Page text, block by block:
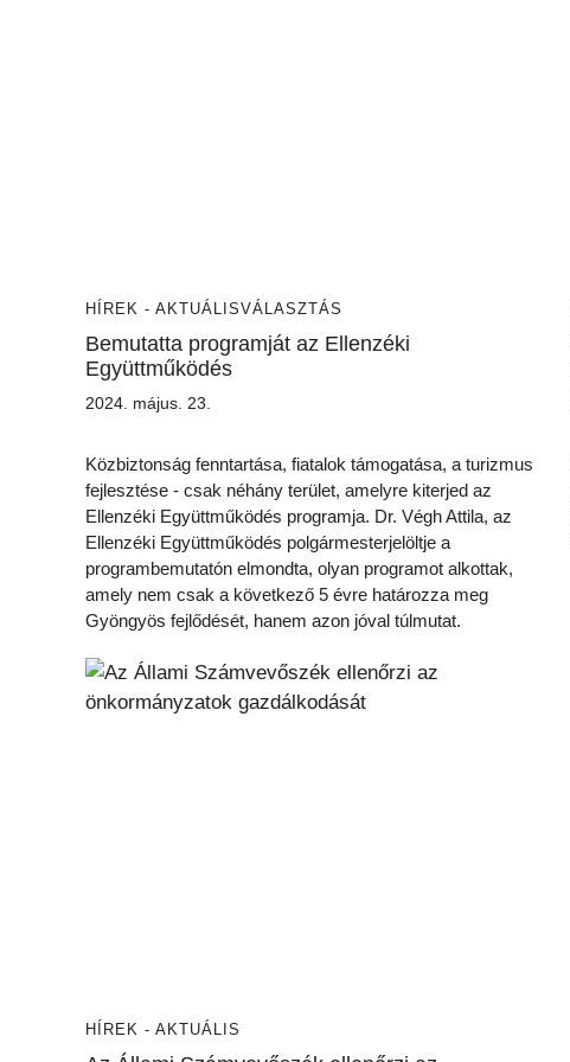
HÍREK - AKTUÁLISVÁLASZTÁS
Bemutatta programját az Ellenzéki
Együttműködés
2024. május. 23.
Közbiztonság fenntartása, fiatalok támogatása, a turizmus
fejlesztése - csak néhány terület, amelyre kiterjed az
Ellenzéki Együttműködés programja. Dr. Végh Attila, az
Ellenzéki Együttműködés polgármesterjelöltje a
programbemutatón elmondta, olyan programot alkottak,
amely nem csak a következő 5 évre határozza meg
Gyöngyös fejlődését, hanem azon jóval túlmutat.
HÍREK - AKTUÁLIS